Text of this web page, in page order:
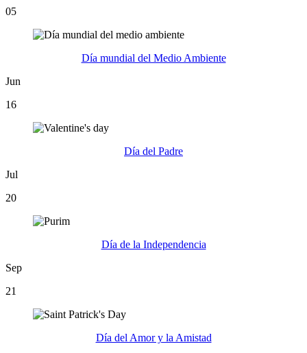
05
Día mundial del Medio Ambiente
Jun
16
Día del Padre
Jul
20
Día de la Independencia
Sep
21
Día del Amor y la Amistad